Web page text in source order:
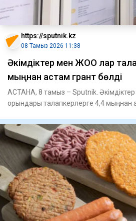
https://sputnik.kz
08 Тамыз 2026 11:38
Әкімдіктер мен ЖОО лар
мыңнан астам грант бөлді
АСТАНА, 8 тамыз – Sputnik.
орындары талапкерлерге 4,4 мыңнан